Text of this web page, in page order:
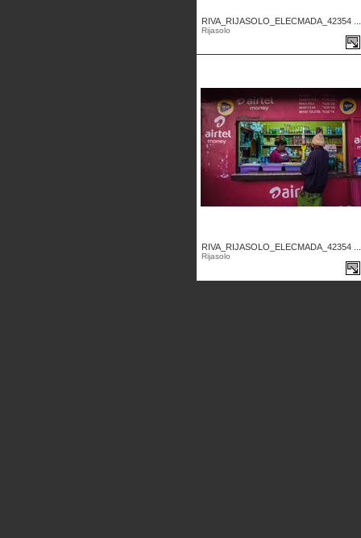
RIVA_RIJASOLO_ELECMADA_42354 ...
Rijasolo
RIVA_RIJASOLO_ELECMADA_42354 ...
Rijasolo